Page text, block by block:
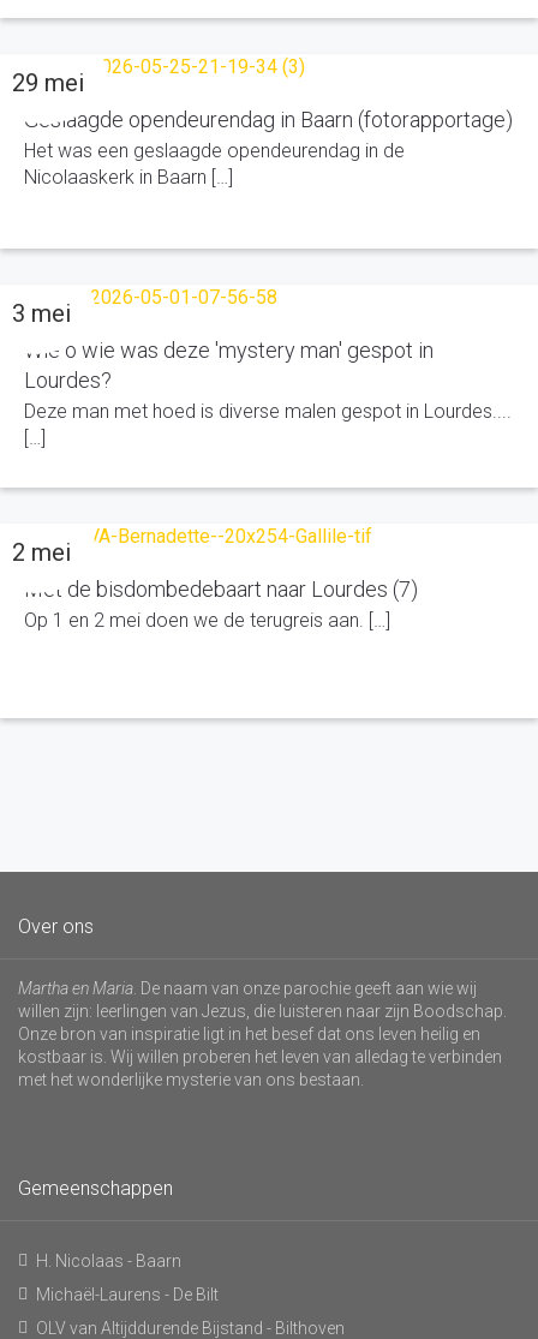
Geslaagde opendeurendag in Baarn (fotorapportage)
Het was een geslaagde opendeurendag in de
Nicolaaskerk in Baarn […]
29 mei
Wie o wie was deze 'mystery man' gespot in
Lourdes?
Deze man met hoed is diverse malen gespot in Lourdes....
[…]
3 mei
Met de bisdombedebaart naar Lourdes (7)
Op 1 en 2 mei doen we de terugreis aan. […]
2 mei
Over ons
Martha en Maria . De naam van onze parochie geeft aan wie wij
willen zijn: leerlingen van Jezus, die luisteren naar zijn Boodschap.
Onze bron van inspiratie ligt in het besef dat ons leven heilig en
kostbaar is. Wij willen proberen het leven van alledag te verbinden
met het wonderlijke mysterie van ons bestaan.
Gemeenschappen
H. Nicolaas - Baarn
Michaël-Laurens - De Bilt
OLV van Altijddurende Bijstand - Bilthoven